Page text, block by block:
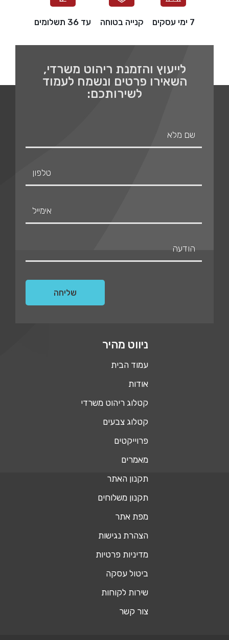
7 ימי עסקים קנייה בטוחה עד 36 תשלומים
לייעוץ והזמנת ריהוט משרדי,
השאירו פרטים ונשמח לעמוד
לשירותכם:
ניווט מהיר
עמוד הבית
אודות
קטלוג ריהוט משרדי
קטלוג צבעים
פרוייקטים
מאמרים
תקנון האתר
תקנון משלוחים
מפת אתר
הצהרת נגישות
מדיניות פרטיות
ביטול עסקה
שירות לקוחות
צור קשר